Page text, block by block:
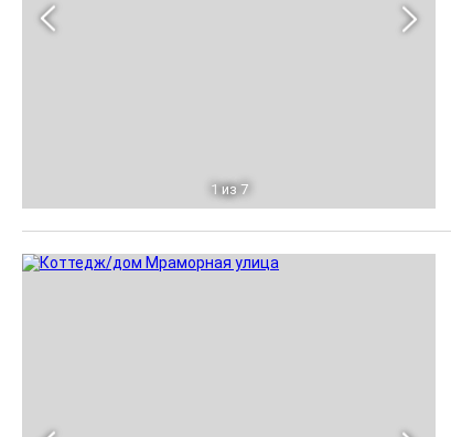
1 из 7